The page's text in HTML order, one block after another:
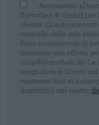
Acconsento al
Bierothek ® GmbH per
cliente. Questo
controllo delle mie
Sono consapevole di
momento con effetto
shop@bierothek.de.
pregiudica la liceità
consenso fino al
disponibili nel nostro